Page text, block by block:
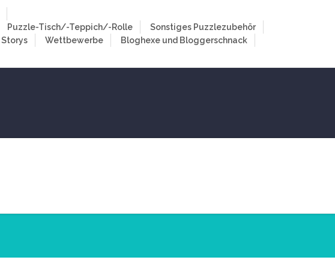
Puzzle-Tisch/-Teppich/-Rolle
Sonstiges Puzzlezubehör
Storys Wettbewerbe
Bloghexe und Bloggerschnack